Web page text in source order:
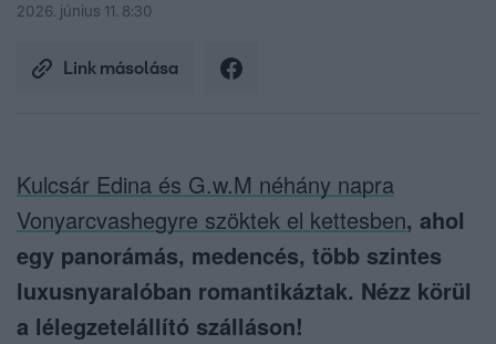
2026. június 11. 8:30
Link másolása
Kulcsár Edina és G.w.M néhány napra
Vonyarcvashegyre szöktek el kettesben, ahol
egy panorámás, medencés, több szintes
luxusnyaralóban romantikáztak. Nézz körül
a lélegzetelállító szálláson!